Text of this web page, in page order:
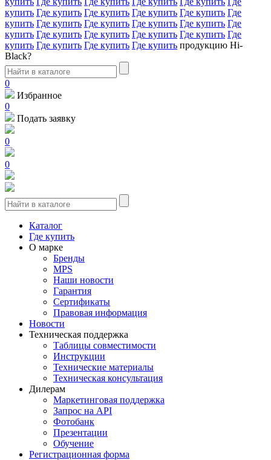
купить Где купить Где купить Где купить Где купить Где
купить Где купить Где купить Где купить Где купить Где
купить Где купить Где купить Где купить Где купить Где
купить Где купить Где купить Где купить продукцию Hi-
Black?
0
Избранное
0
Подать заявку
0
0
Каталог
Где купить
О марке
Бренды
MPS
Наши новости
Гарантия
Сертификаты
Правовая информация
Новости
Техническая поддержка
Таблицы совместимости
Инструкции
Технические материалы
Техническая консультация
Дилерам
Маркетинговая поддержка
Запрос на API
Фотобанк
Презентации
Обучение
Регистрационная форма